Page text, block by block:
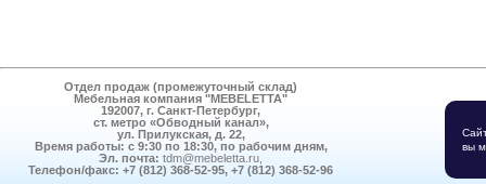
Отдел продаж (промежуточный склад)
Мебельная компания "MEBELETTA"
192007, г. Санкт-Петербург,
ст. метро «Обводный канал»,
ул. Прилукская, д. 22,
Время работы: с 9:30 по 18:30, по рабочим дням,
Эл. почта:tdm@mebeletta.ru
Телефон/факс:+7 (812) 368-52-95, +7 (812) 368-52-96
вы